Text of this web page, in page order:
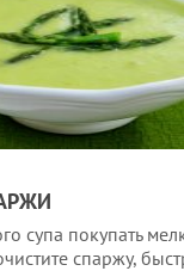
супа покупать
спаржу,